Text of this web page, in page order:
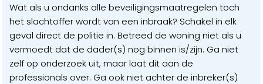
Wat als u ondanks alle beveiligingsmaatregelen toch
het slachtoffer wordt van een inbraak? Schakel in elk
geval direct de politie in. Betreed de woning niet als u
vermoedt dat de dader(s) nog binnen is/zijn. Ga niet
zelf op onderzoek uit, maar laat dit aan de
professionals over. Ga ook niet achter de inbreker(s)